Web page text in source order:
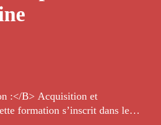
et
formation s’inscrit dans le